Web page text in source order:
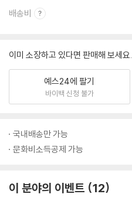
배송비
이미 소장하고 있다면 판매해 보세요.
예스24에 팔기
바이백 신청 불가
국내배송만 가능
문화비소득공제 가능
이 분야의 이벤트 12